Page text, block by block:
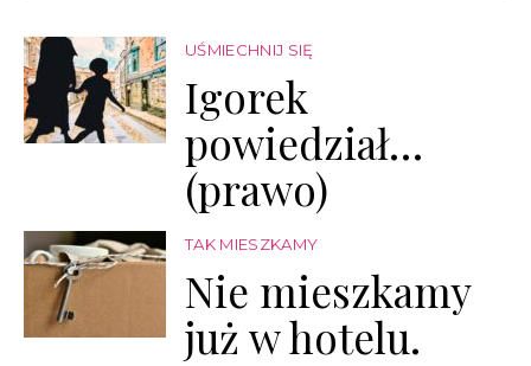
UŚMIECHNIJ SIĘ
Igorek
powiedział…
(prawo)
TAK MIESZKAMY
Nie mieszkamy
już w hotelu.